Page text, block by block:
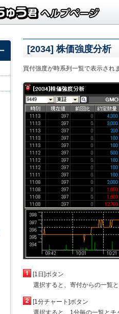
[2034] 株価強度分析
買付強度が時系列一覧で表示され
[1日]ボタン
選択すると、寄付からの一覧
[1分チャート]ボタン
選択すると、1分毎の一覧とチ